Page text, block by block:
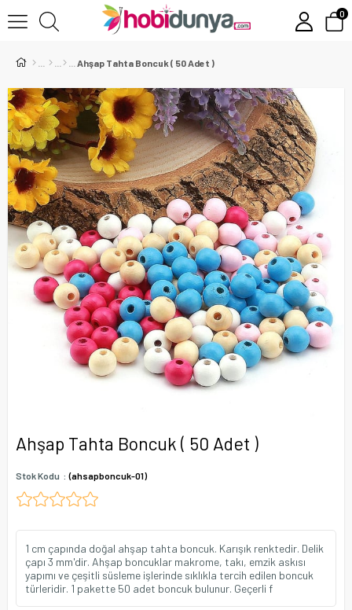
0
Ahşap Tahta Boncuk ( 50 Adet )
Ahşap Tahta Boncuk ( 50 Adet )
Stok Kodu (ahsapboncuk-01)
1 cm çapında doğal ahşap tahta boncuk. Karışık renktedir. Delik
çapı 3 mm'dir. Ahşap boncuklar makrome, takı, emzik askısı
yapımı ve çeşitli süsleme işlerinde sıklıkla tercih edilen boncuk
türleridir. 1 pakette 50 adet boncuk bulunur. Geçerli f